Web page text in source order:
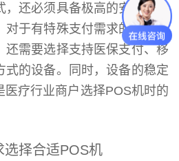
，还必须具备极高的安全防护
对于有特殊支付需求的医疗商
还需要选择支持医保支付、移
式的设备。同时，设备的稳定
疗行业商户选择POS机时的
选择合适POS机